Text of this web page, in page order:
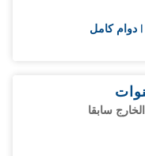
سابقا